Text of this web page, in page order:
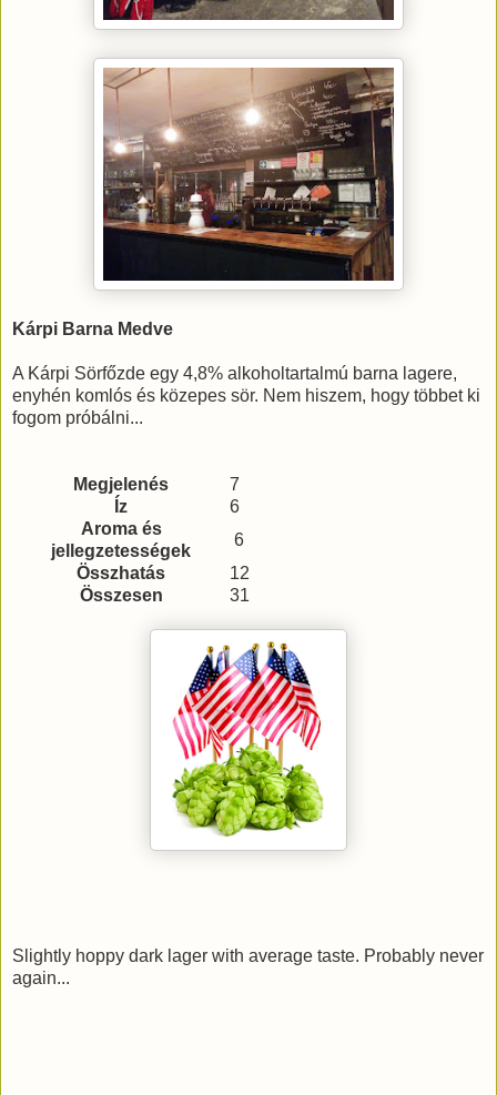
Kárpi Barna Medve
A Kárpi Sörfőzde egy 4,8% alkoholtartalmú barna lagere,
enyhén komlós és közepes sör. Nem hiszem, hogy többet ki
fogom próbálni...
Megjelenés
7
Íz
6
Aroma és
jellegzetességek
6
Összhatás
12
Összesen
31
Slightly hoppy dark lager with average taste. Probably never
again...